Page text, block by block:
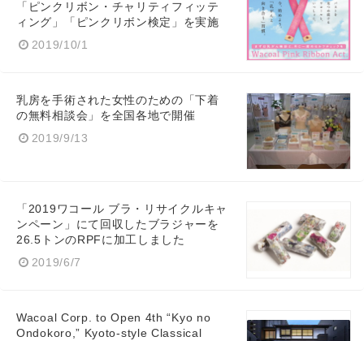
「ピンクリボン・チャリティフィッテ
ィング」「ピンクリボン検定」を実施
2019/10/1
乳房を手術された女性のための「下着
の無料相談会」を全国各地で開催
2019/9/13
「2019ワコール ブラ・リサイクルキャ
ンペーン」にて回収したブラジャーを
26.5トンのRPFに加工しました
2019/6/7
Wacoal Corp. to Open 4th “Kyo no
Ondokoro,” Kyoto-style Classical